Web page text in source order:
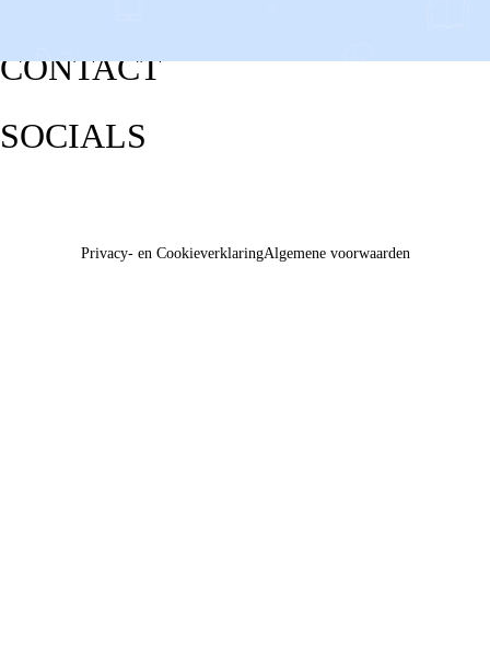
CONTACT
SOCIALS
Privacy- en CookieverklaringAlgemene voorwaarden